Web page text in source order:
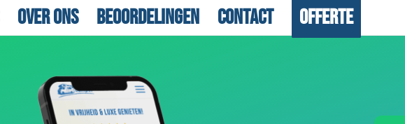
Over ons Beoordelingen Contact Offerte